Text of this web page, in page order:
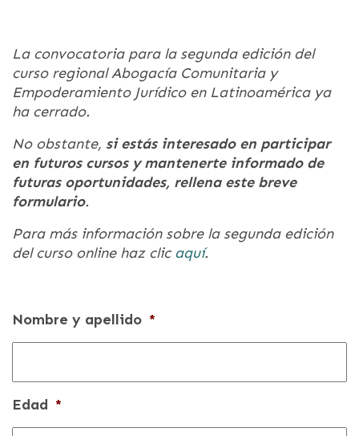
La convocatoria para la segunda edición del
curso regional Abogacía Comunitaria y
Empoderamiento Jurídico en Latinoamérica ya
ha cerrado.
No obstante, si estás interesado en participar
en futuros cursos y mantenerte informado de
futuras oportunidades, rellena este breve
formulario.
Para más información sobre la segunda edición
del curso online haz clic aquí.
Nombre y apellido *
Edad *